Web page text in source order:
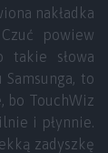
nakładka
powiew
takie słowa
to
bo TouchWiz
i płynnie.
zadyszkę